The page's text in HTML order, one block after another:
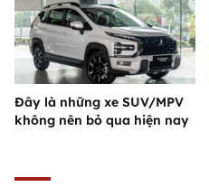
Đây là những xe SUV/MPV
không nên bỏ qua hiện nay